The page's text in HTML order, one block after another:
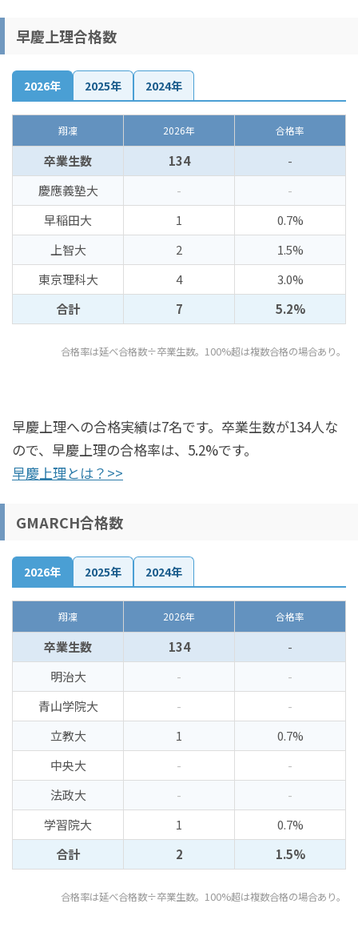
早慶上理合格数
2026年 2025年 2024年
翔凜 2026年 合格率
卒業生数 134
-
慶應義塾大
-
-
早稲田大
1
0.7%
上智大
2
1.5%
東京理科大
4
3.0%
合計
7 5.2%
合格率は延べ合格数÷卒業生数。100%超は複数合格の場合あり。
早慶上理への合格実績は7名です。卒業生数が134人な
ので、早慶上理の合格率は、5.2%です。
早慶上理とは？>>
GMARCH合格数
2026年 2025年 2024年
翔凜 2026年 合格率
卒業生数 134
-
明治大
-
-
青山学院大
-
-
立教大
1
0.7%
中央大
-
-
法政大
-
-
学習院大
1
0.7%
合計
2 1.5%
合格率は延べ合格数÷卒業生数。100%超は複数合格の場合あり。